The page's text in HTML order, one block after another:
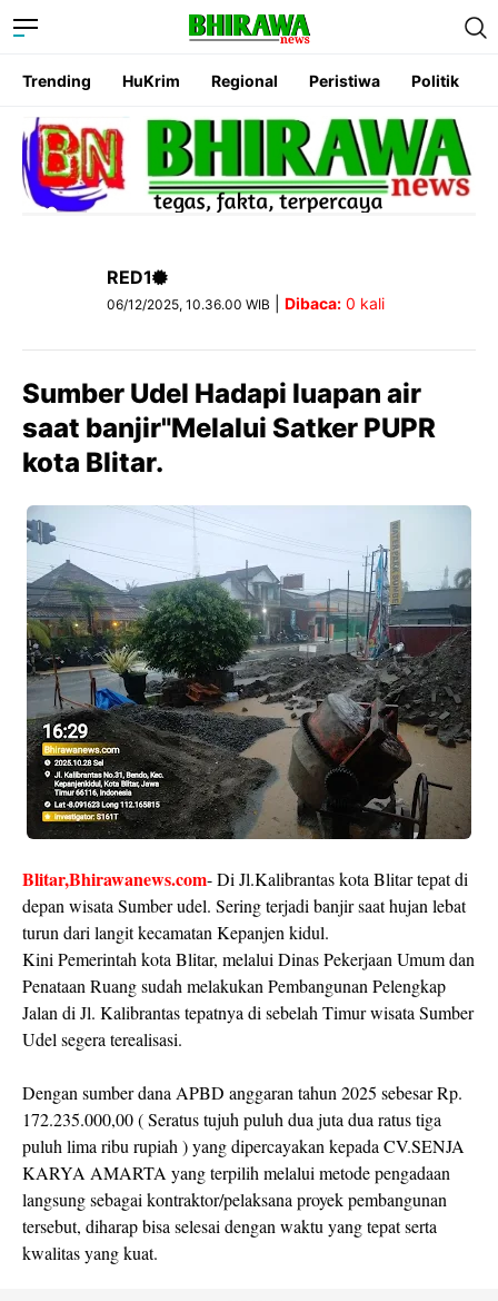
Trending HuKrim Regional Peristiwa Politik
RED1
06/12/2025, 10.36.00 WIB Dibaca: 0 kali
Sumber Udel Hadapi luapan air
saat banjir"Melalui Satker PUPR
kota Blitar.
Blitar,Bhirawanews.com- Di Jl.Kalibrantas kota Blitar tepat di
depan wisata Sumber udel. Sering terjadi banjir saat hujan lebat
turun dari langit kecamatan Kepanjen kidul.
Kini Pemerintah kota Blitar, melalui Dinas Pekerjaan Umum dan
Penataan Ruang sudah melakukan Pembangunan Pelengkap
Jalan di Jl. Kalibrantas tepatnya di sebelah Timur wisata Sumber
Udel segera terealisasi.
Dengan sumber dana APBD anggaran tahun 2025 sebesar Rp.
172.235.000,00 ( Seratus tujuh puluh dua juta dua ratus tiga
puluh lima ribu rupiah ) yang dipercayakan kepada CV.SENJA
KARYA AMARTA yang terpilih melalui metode pengadaan
langsung sebagai kontraktor/pelaksana proyek pembangunan
tersebut, diharap bisa selesai dengan waktu yang tepat serta
kwalitas yang kuat.